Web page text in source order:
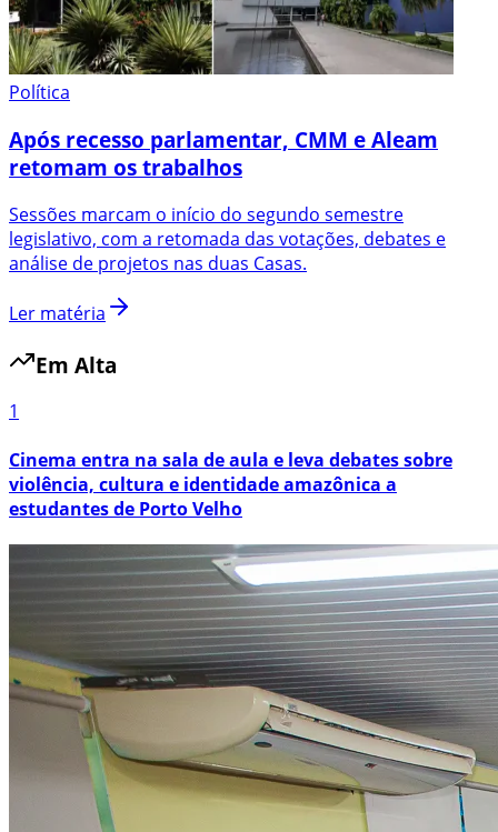
Política
Após recesso parlamentar, CMM e Aleam
retomam os trabalhos
Sessões marcam o início do segundo semestre
legislativo, com a retomada das votações, debates e
análise de projetos nas duas Casas.
Ler matéria
Em Alta
1
Cinema entra na sala de aula e leva debates sobre
violência, cultura e identidade amazônica a
estudantes de Porto Velho